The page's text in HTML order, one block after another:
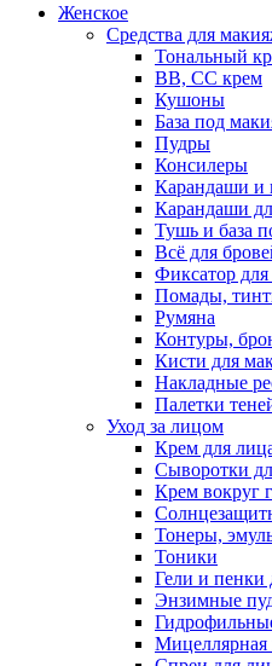
Женское
Средства для
Тональный
BB, CC крем
Кушоны
База под
Пудры
Консилеры
Карандаши и
Карандаши
Тушь и база
Всё для
Фиксатор для
Помады,
Румяна
Контуры,
Кисти для
Накладные
Палетки
Уход за лицом
Крем для
Сыворотки
Крем вокруг
Тонеры,
Тоники
Гели и пенки
Энзимные
Мицеллярная